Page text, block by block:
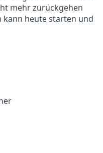
mehr zurückgehen
kann heute starten und